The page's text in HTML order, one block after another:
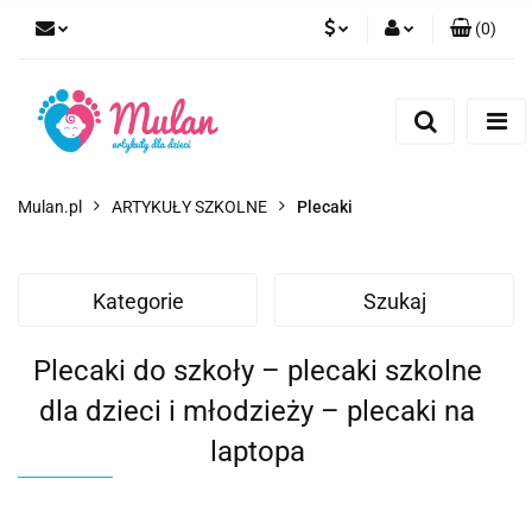
(0)
Mulan.pl ARTYKUŁY SZKOLNE Plecaki
Kategorie Szukaj
Plecaki do szkoły – plecaki szkolne
dla dzieci i młodzieży – plecaki na
laptopa